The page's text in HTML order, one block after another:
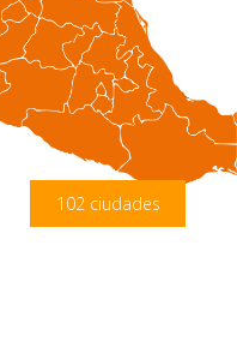
102 ciudades